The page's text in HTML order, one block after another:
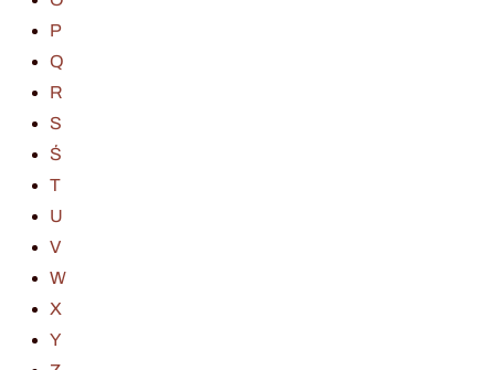
P
Q
R
S
Ś
T
U
V
W
X
Y